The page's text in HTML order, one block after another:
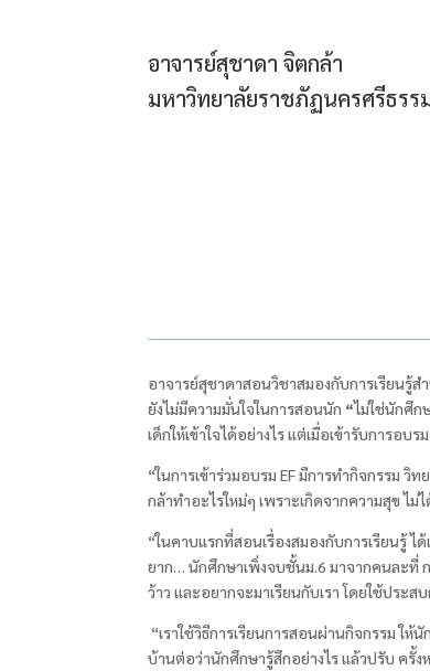
อาจารย์สุชาดา จิตกล้า
มหาวิทยาลัยราชภัฏนครศรีธรร
อาจารย์สุชาดาสอนวิชาสมองกับการเรียนรู้ส
ยังไม่มีความมั่นใจในการสอนนัก “ไม่ใช่นักศึก
เด็กให้เข้าใจได้อย่างไร แต่เมื่อเข้ารับการอบร
“ในการเข้าร่วมอบรม EFมีการทำกิจกรรม วิท
กล้าทำอะไรใหม่ๆ เพราะเกิดจากความสุข ไม่
“ในคาบแรกที่สอนเรื่องสมองกับการเรียนรู้ ไ
ยาก… นักศึกษาเพิ่งจบชั้นม.6มาจากคนละที่
ว้าว และอยากจะมาเรียนกับเรา โดยใช้ประ
“เราใช้วิธีการเรียนการสอนผ่านกิจกรรม ใ
บ้านต่อว่านักศึกษารู้สึกอย่างไร แล้วปรับ ครั้ง